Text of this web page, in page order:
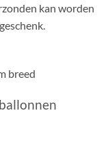
kan worden
breed